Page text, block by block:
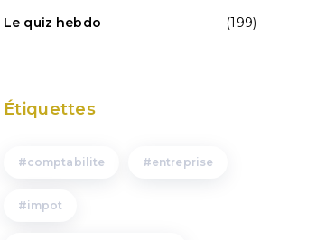
Le quiz hebdo
(199)
Étiquettes
comptabilite entreprise
impot